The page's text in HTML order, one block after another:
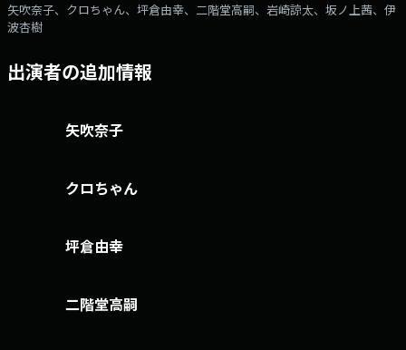
矢吹奈子、クロちゃん、坪倉由幸、二階堂高嗣、岩崎諒太、坂ノ上茜、伊
波杏樹
出演者の追加情報
矢吹奈子
クロちゃん
坪倉由幸
二階堂高嗣